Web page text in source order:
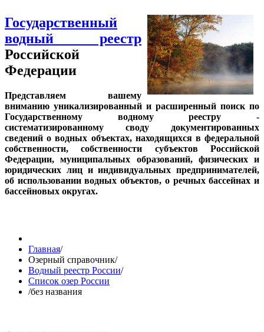
Государственный
водный реестр
Российской
Федерации
Представляем вашему
вниманию уникализированный и расширенный поиск по
Государственному водному реестру -
систематизированному своду документированных
сведений о водных объектах, находящихся в федеральной
собственности, собственности субъектов Российской
Федерации, муниципальных образований, физических и
юридических лиц и индивидуальных предпринимателей,
об использовании водных объектов, о речных бассейнах и
бассейновых округах.
Главная/
Озерный справочник/
Водный реестр России/
Список озер России
/без названия